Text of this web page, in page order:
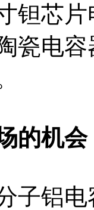
钽芯
瓷电
的机会
子铝